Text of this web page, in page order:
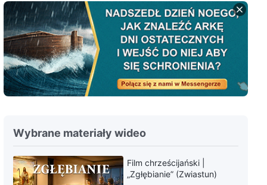
8:24
Słowo Boże na każdy dzień:
Wcielenie | Fragment 122
Słowo Boże na każdy dzień:
Wcielenie | Fragment 123
5:20
Słowo Boże na każdy dzień:
Wybrane materiały wideo
Film chrześcijański |
„Zgłębianie” (Zwiastun)